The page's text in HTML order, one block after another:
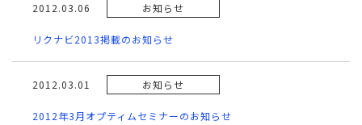
2012.03.06 お知らせ
リクナビ2013掲載のお知らせ
2012.03.01 お知らせ
2012年3月オプティムセミナーのお知らせ